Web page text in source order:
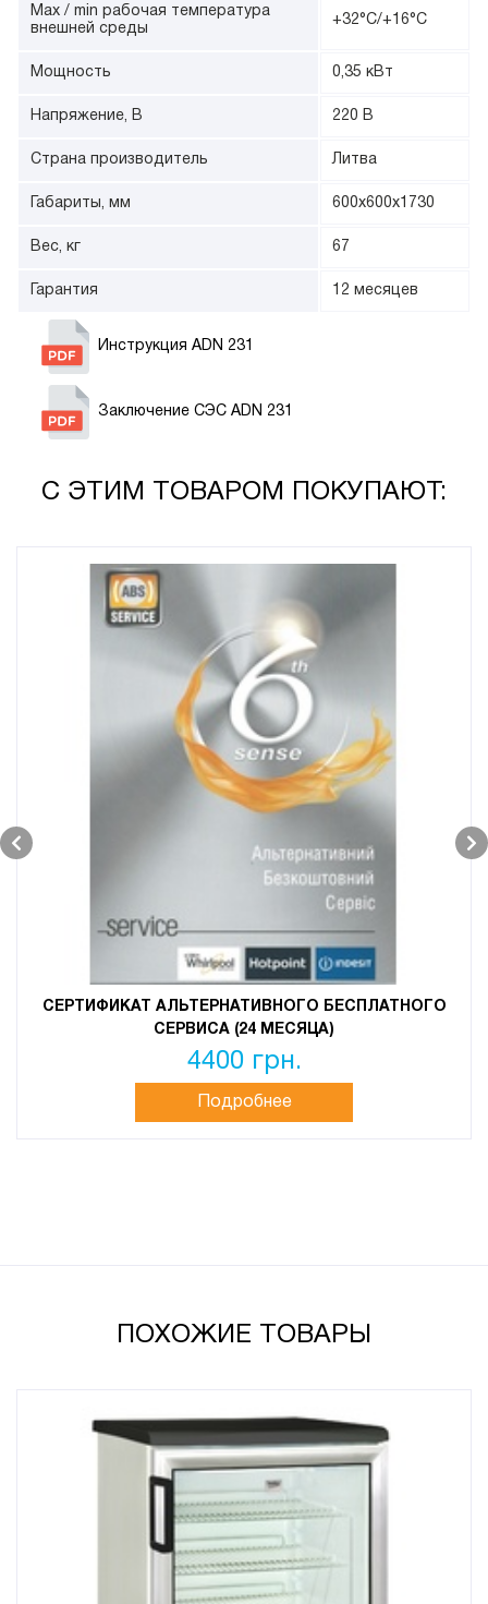
Max / min рабочая температура
внешней среды
+32°С/+16°С
Мощность 0,35 кВт
Напряжение, В 220 В
Страна производитель Литва
Габариты, мм 600х600х1730
Вес, кг 67
Гарантия 12 месяцев
Инструкция ADN 231
Заключение СЭС ADN 231
С ЭТИМ ТОВАРОМ ПОКУПАЮТ:
СЕРТИФИКАТ АЛЬТЕРНАТИВНОГО БЕСПЛАТНОГО
СЕРВИСА (24 МЕСЯЦА)
4400 грн.
Подробнее
ПОХОЖИЕ ТОВАРЫ